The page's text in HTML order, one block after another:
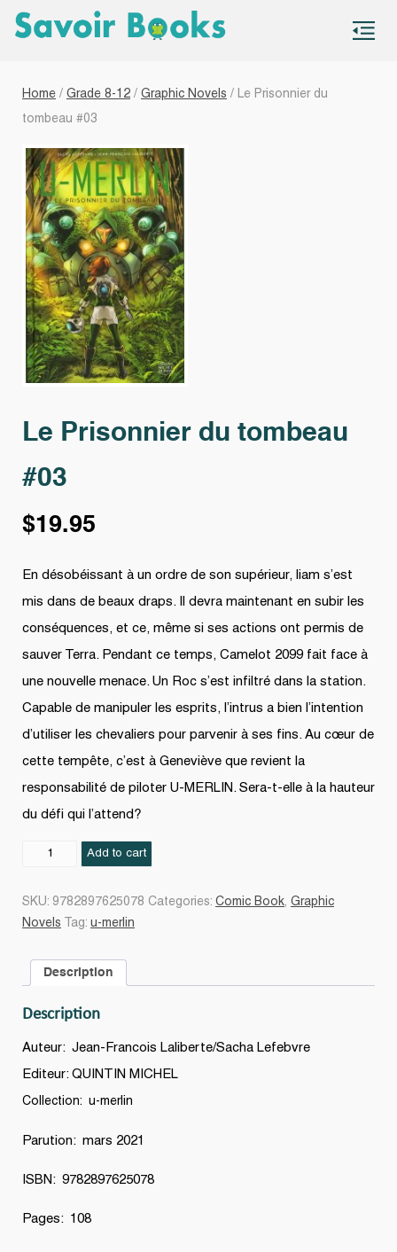
Home / Grade 8-12 / Graphic Novels / Le Prisonnier du
tombeau #03
Le Prisonnier du tombeau
#03
$19.95
En désobéissant à un ordre de son supérieur, liam s’est
mis dans de beaux draps. Il devra maintenant en subir les
conséquences, et ce, même si ses actions ont permis de
sauver Terra. Pendant ce temps, Camelot 2099 fait face à
une nouvelle menace. Un Roc s’est infiltré dans la station.
Capable de manipuler les esprits, l’intrus a bien l’intention
d’utiliser les chevaliers pour parvenir à ses fins. Au cœur de
cette tempête, c’est à Geneviève que revient la
responsabilité de piloter U-MERLIN. Sera-t-elle à la hauteur
du défi qui l’attend?
Add to cart
SKU: 9782897625078 Categories: Comic Book, Graphic
Novels
Tag: u-merlin
Description
Description
Auteur: Jean-Francois Laliberte/Sacha Lefebvre
Editeur: QUINTIN MICHEL
Collection: u-merlin
Parution: mars 2021
ISBN: 9782897625078
Pages: 108